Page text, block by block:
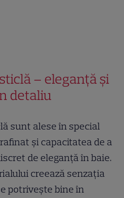
– eleganță și
detaliu
sunt alese în special
și capacitatea de a
de eleganță în baie.
creează senzația
potrivește bine în